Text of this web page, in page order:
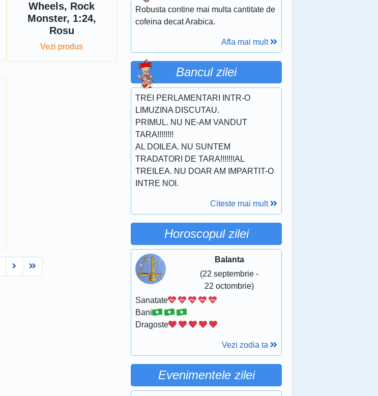
Wheels, Rock
Monster, 1:24,
Rosu
Vezi produs
Next Last
Robusta contine mai multa cantitate de
cofeina decat Arabica.
Afla mai mult
Bancul zilei
TREI PERLAMENTARI INTR-O
LIMUZINA DISCUTAU.
PRIMUL. NU NE-AM VANDUT
TARA!!!!!!!!
AL DOILEA. NU SUNTEM
TRADATORI DE TARA!!!!!!!AL
TREILEA. NU DOAR AM IMPARTIT-O
INTRE NOI.
Citeste mai mult
Horoscopul zilei
Balanta
(22 septembrie -
22 octombrie)
Sanatate
Bani
Dragoste
Vezi zodia ta
Evenimentele zilei